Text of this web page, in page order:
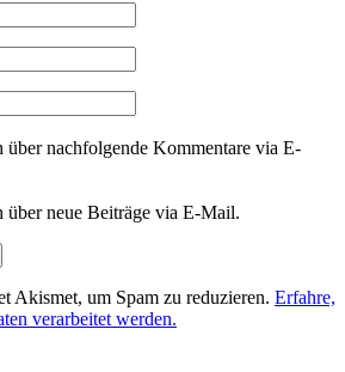
über nachfolgende Kommentare via E-
über neue Beiträge via E-Mail.
Akismet, um Spam zu reduzieren. Erfahre,
verarbeitet werden.